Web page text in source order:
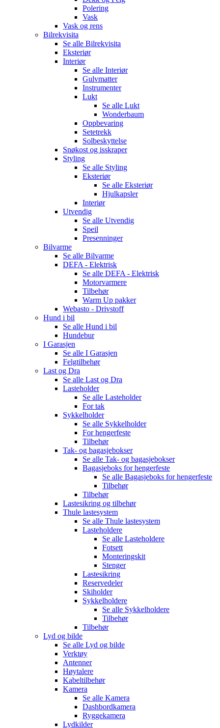
Polering
Vask
Vask og rens
Bilrekvisita
Se alle Bilrekvisita
Eksteriør
Interiør
Se alle Interiør
Gulvmatter
Instrumenter
Lukt
Se alle Lukt
Wonderbaum
Oppbevaring
Setetrekk
Solbeskyttelse
Snøkost og isskraper
Styling
Se alle Styling
Eksteriør
Se alle Eksteriør
Hjulkapsler
Interiør
Utvendig
Se alle Utvendig
Speil
Presenninger
Bilvarme
Se alle Bilvarme
DEFA - Elektrisk
Se alle DEFA - Elektrisk
Motorvarmere
Tilbehør
Warm Up pakker
Webasto - Drivstoff
Hund i bil
Se alle Hund i bil
Hundebur
I Garasjen
Se alle I Garasjen
Felgtilbehør
Last og Dra
Se alle Last og Dra
Lasteholder
Se alle Lasteholder
For tak
Sykkelholder
Se alle Sykkelholder
For hengerfeste
Tilbehør
Tak- og bagasjebokser
Se alle Tak- og bagasjebokser
Bagasjeboks for hengerfeste
Se alle Bagasjeboks for hengerfeste
Tilbehør
Tilbehør
Lastesikring og tilbehør
Thule lastesystem
Se alle Thule lastesystem
Lasteholdere
Se alle Lasteholdere
Fotsett
Monteringskit
Stenger
Lastesikring
Reservedeler
Skiholder
Sykkelholdere
Se alle Sykkelholdere
Tilbehør
Tilbehør
Lyd og bilde
Se alle Lyd og bilde
Verktøy
Antenner
Høytalere
Kabeltilbehør
Kamera
Se alle Kamera
Dashbordkamera
Ryggekamera
Lydkilder